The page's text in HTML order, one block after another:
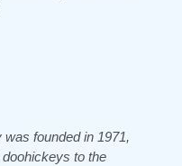
founded in 1971,
to the